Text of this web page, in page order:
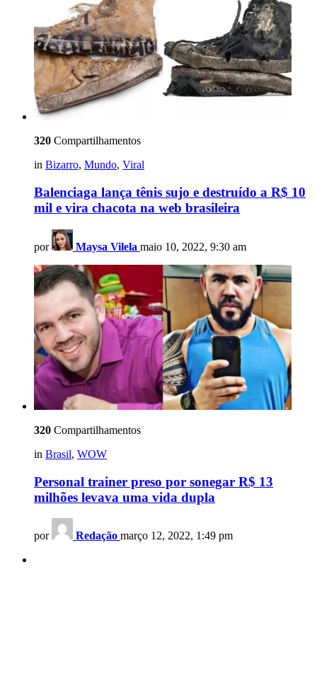
320 Compartilhamentos
in Bizarro, Mundo, Viral
Balenciaga lança tênis sujo e destruído a R$ 10
mil e vira chacota na web brasileira
por Maysa Vilela maio 10, 2022, 9:30 am
320 Compartilhamentos
in Brasil, WOW
Personal trainer preso por sonegar R$ 13
milhões levava uma vida dupla
por Redação março 12, 2022, 1:49 pm